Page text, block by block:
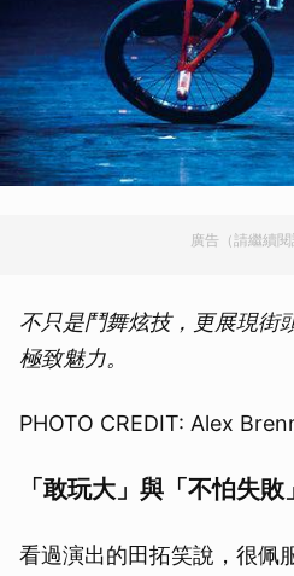
廣告（請繼續閱
不只是鬥舞炫技，更展現街
極致魅力。
PHOTO CREDIT: Alex
「敢玩大」與「不怕失敗」
看過演出的田拓笑說，很佩